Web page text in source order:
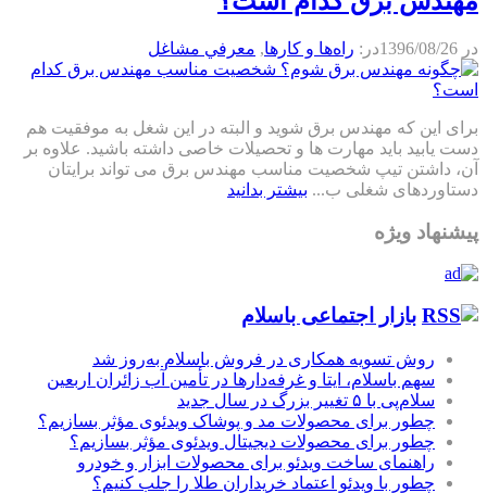
در 1396/08/26در: راه‌ها و كارها, معرفي مشاغل
برای این که مهندس برق شوید و البته در این شغل به موفقیت هم
دست یابید باید مهارت ها و تحصیلات خاصی داشته باشید. علاوه بر
آن، داشتن تیپ شخصیت مناسب مهندس برق می تواند برایتان
دستاوردهای شغلی ب... بیشتر بدانید
پیشنهاد ویژه
بازار اجتماعی باسلام
روش تسویه همکاری در فروش باسلام به‌روز شد
سهم باسلام، ایتا و غرفه‌دارها در تأمین آب زائران اربعین
سلام‌پی با ۵ تغییر بزرگ در سال جدید
چطور برای محصولات مد و پوشاک ویدئوی مؤثر بسازیم؟
چطور برای محصولات دیجیتال ویدئوی مؤثر بسازیم؟
راهنمای ساخت ویدئو برای محصولات ابزار و خودرو
چطور با ویدئو اعتماد خریداران طلا را جلب کنیم؟